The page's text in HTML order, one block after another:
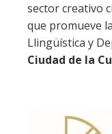
sector creativo
que promueve
Llingüística y
Ciudad de la